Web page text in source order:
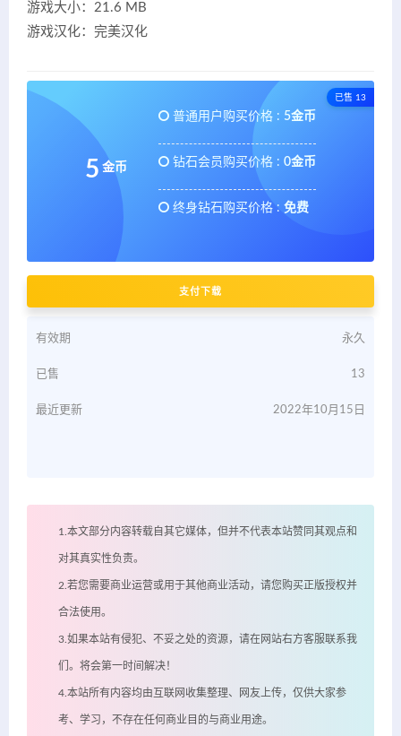
游戏大小：21.6 MB
游戏汉化：完美汉化
已售 13
5 金币
普通用户购买价格 : 5金币
钻石会员购买价格 : 0金币
终身钻石购买价格 : 免费
支付下载
有效期 永久
已售 13
最近更新 2022年10月15日
1.本文部分内容转载自其它媒体，但并不代表本站赞同其观点和
对其真实性负责。
2.若您需要商业运营或用于其他商业活动，请您购买正版授权并
合法使用。
3.如果本站有侵犯、不妥之处的资源，请在网站右方客服联系我
们。将会第一时间解决！
4.本站所有内容均由互联网收集整理、网友上传，仅供大家参
考、学习，不存在任何商业目的与商业用途。